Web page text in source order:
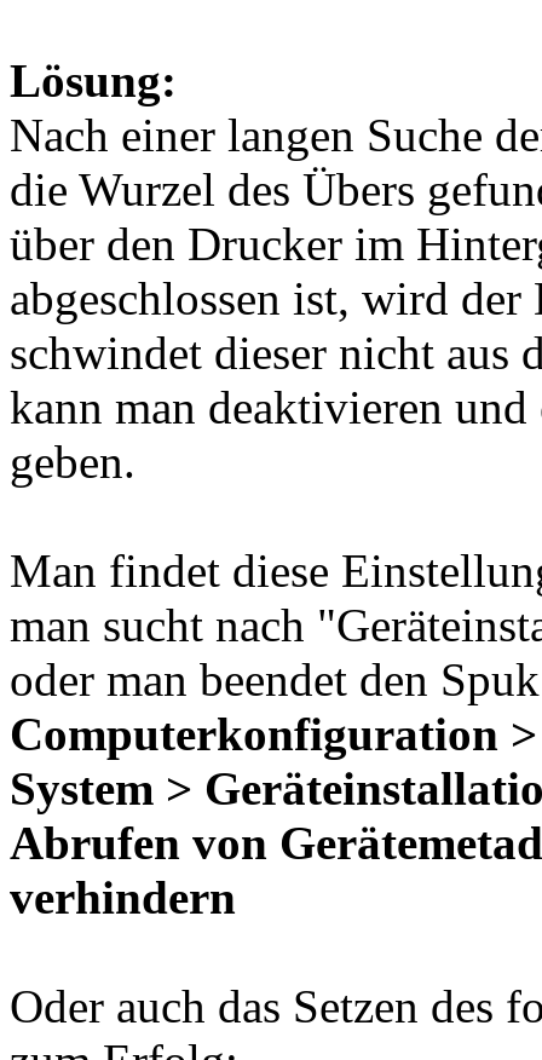
Lösung:
Nach einer langen Suche
die Wurzel des Übers
über den Drucker im
abgeschlossen ist, wird
schwindet dieser nicht aus
kann man deaktivieren
geben.
Man findet diese
man sucht nach
oder man beendet den
Computerkonfiguration
System >
Abrufen von
verhindern
Oder auch das Setzen des